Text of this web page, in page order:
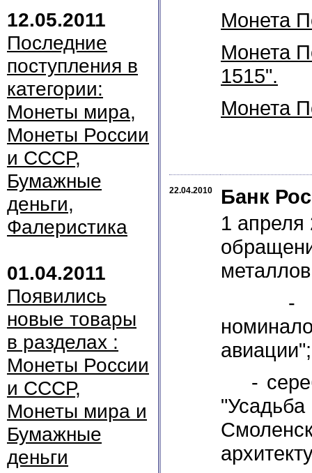
12.05.2011
Последние
поступления в
категории:
Монеты мира,
Монеты России
и СССР,
Бумажные
деньги,
Фалеристика
01.04.2011
Появились
новые товары
в разделах :
Монеты России
и СССР,
Монеты мира и
Бумажные
деньги
Монета
Монета
1515".
Монета
22.04.2010
Банк
1 апреля
- две
авиации";
-